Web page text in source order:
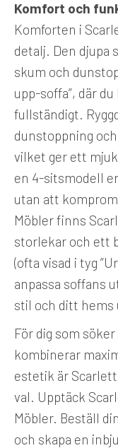
Komfort och
Komforten i
detalj. Den djupa
skum och
upp-soffa”, där
fullständigt.
dunstoppning
vilket ger ett
en 4-sitsmodell
utan att
Möbler finns
storlekar och ett
(ofta visad i tyg
anpassa soffans
stil och ditt hems
För dig som
kombinerar
estetik är
val. Upptäck
Möbler. Beställ
och skapa en